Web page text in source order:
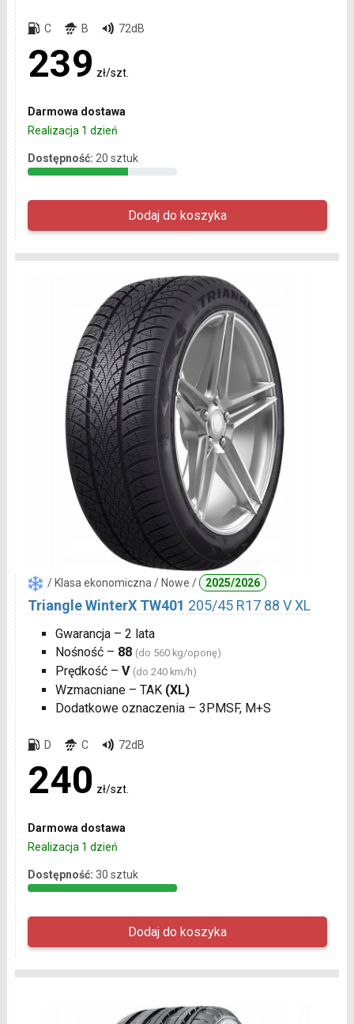
C B 72dB
239 zł/szt.
Darmowa dostawa
Realizacja 1 dzień
Dostępność: 20 sztuk
/ Klasa ekonomiczna / Nowe / 2025/2026
Triangle WinterX TW401 205/45 R17 88 V XL
Gwarancja – 2 lata
Nośność – 88 (do 560 kg/oponę)
Prędkość – V (do 240 km/h)
Wzmacniane – TAK (XL)
Dodatkowe oznaczenia – 3PMSF, M+S
D C 72dB
240 zł/szt.
Darmowa dostawa
Realizacja 1 dzień
Dostępność: 30 sztuk